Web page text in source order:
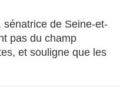
sénatrice de Seine-et-
pas du champ
et souligne que les